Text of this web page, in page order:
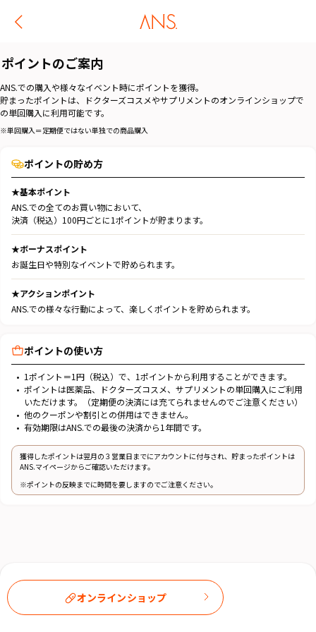
ポイントのご案内
ANS.での購入や様々なイベント時にポイントを獲得。
貯まったポイントは、ドクターズコスメやサプリメントのオンラインショップで
の単回購入に利用可能です。
※単回購入＝定期便ではない単独での商品購入
ポイントの貯め方
★基本ポイント
ANS.での全てのお買い物において、
決済（税込）100円ごとに1ポイントが貯まります。
★ボーナスポイント
お誕生日や特別なイベントで貯められます。
★アクションポイント
ANS.での様々な行動によって、楽しくポイントを貯められます。
ポイントの使い方
1ポイント＝1円（税込）で、1ポイントから利用することができます。
ポイントは医薬品、ドクターズコスメ、サプリメントの単回購入にご利用
いただけます。（定期便の決済には充てられませんのでご注意ください）
他のクーポンや割引との併用はできません。
有効期限はANS.での最後の決済から1年間です。
獲得したポイントは翌月の３営業日までにアカウントに付与され、貯まったポイントは
ANS.マイページからご確認いただけます。
※ポイントの反映までに時間を要しますのでご注意ください。
オンラインショップ